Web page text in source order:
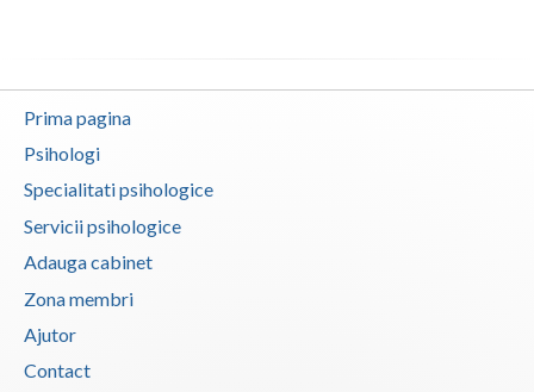
Prima pagina
Psihologi
Specialitati psihologice
Servicii psihologice
Adauga cabinet
Zona membri
Ajutor
Contact